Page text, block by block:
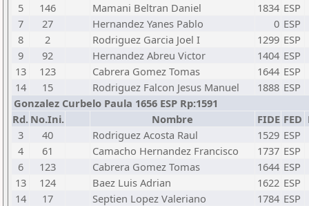
5
146 Mamani Beltran Daniel 1834 ESP
7
27 Hernandez Yanes Pablo 0 ESP
8
2 Rodriguez Garcia Joel I 1299 ESP
9
92 Hernandez Abreu Victor 1404 ESP
13
123 Cabrera Gomez Tomas 1644 ESP
14
15 Rodriguez Falcon Jesus Manuel 1888 ESP
Gonzalez Curbelo Paula 1656 ESP Rp:1591
Rd. No.Ini. Nombre FIDE FED
3
40 Rodriguez Acosta Raul 1529 ESP
4
61 Camacho Hernandez Francisco 1737 ESP
6
123 Cabrera Gomez Tomas 1644 ESP
13
124 Baez Luis Adrian 1622 ESP
14
17 Septien Lopez Valeriano 1784 ESP